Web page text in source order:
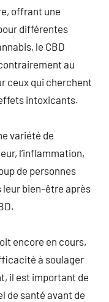
offrant une
différentes
le CBD
au
ceux qui cherchent
intoxicants.
variété de
l’inflammation,
de personnes
bien-être après
encore en cours,
à soulager
il est important de
de santé avant de